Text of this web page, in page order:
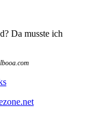
Da musste ich